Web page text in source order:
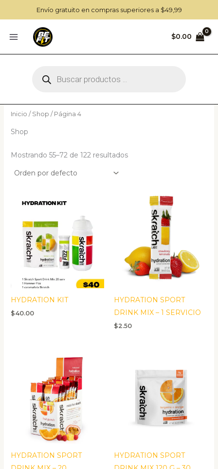
al
contenido
Envío gratuito en compras superiores a $49,99
$0.00
productos
Inicio / Shop / Página 4
Shop
Mostrando 55–72 de 122 resultados
HYDRATION KIT
$40.00
HYDRATION SPORT
DRINK MIX – 1 SERVICIO
$2.50
HYDRATION SPORT
HYDRATION SPORT